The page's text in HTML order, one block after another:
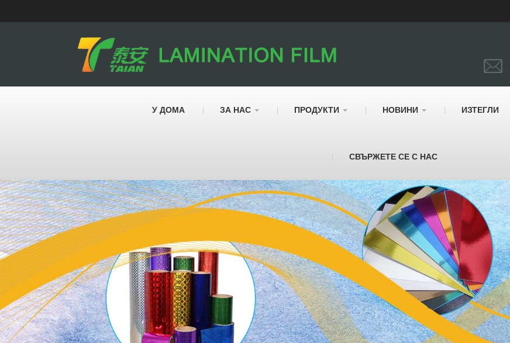
У ДОМА ЗА НАС ПРОДУКТИ НОВИНИ ИЗТЕГЛИ
СВЪРЖЕТЕ СЕ С НАС